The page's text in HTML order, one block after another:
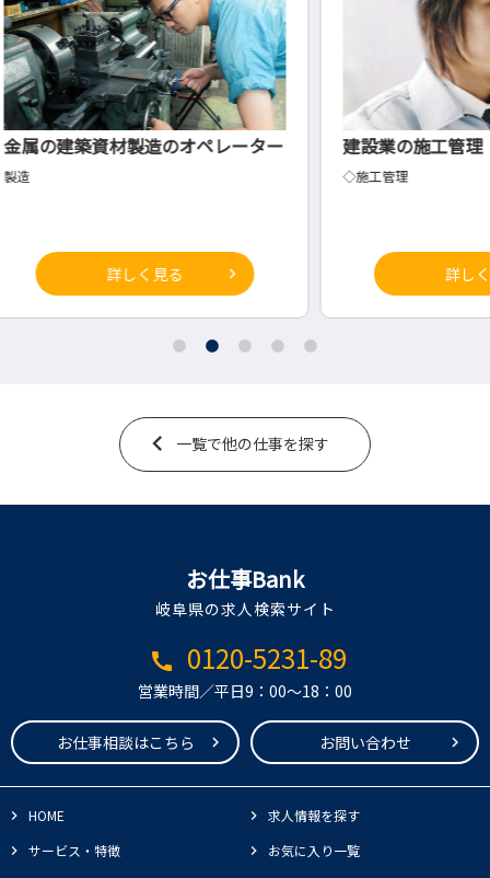
ター 建設業の施工管理
詳しく見る
幼
一覧で他の仕事を探す
お仕事Bank
岐阜県の求人検索サイト
call 0120-5231-89
営業時間／平日9：00～18：00
お仕事相談はこちら お問い合わせ
HOME
求人情報を探す
サービス・特徴
お気に入り一覧